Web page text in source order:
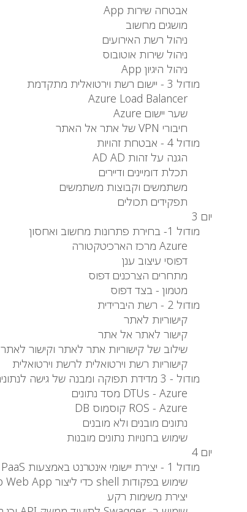
אבטחה שירות App
מושגים מחשוב
ניהול רשת האירועים
ניהול שירות אוטובוס
ניהול היגיון App
מודול 3 - יישום רשת וירטואלית מתקדמת
שער יישום Azure
חיבורי VPN של אתר אל האתר
מודול 4 - אבטחת זהויות
הגנה על זהות AD AD
תכלת דומיינים ודיירים
משתמשים וקבוצות משתמשים
תפקידים תכולים
יום 3
מודול 1- בחירת פתרונות מחשוב ואחסון
דפוסי עיצוב ענן
מתחרים הצרכנים דפוס
מטמון - בצד דפוס
מודול 2 - רשת היברידית
קישוריות לאתר
קישור לאתר אל אתר
שילוב של קישוריות אתר לאתר וקישור לאתר
קישוריות רשת וירטואלית לרשת וירטואלית
מודול - 3 מדידת תפוקה ומבנה של גישה לנתונים
נתונים מובנים ולא מובנים
שימוש בחנויות נתונים מובנות
יום 4
מודול 1 - יצירת יישומי אינטרנט באמצעות PaaS
שימוש בפקודות shell כדי ליצור App App Web App
יצירת משימות רקע